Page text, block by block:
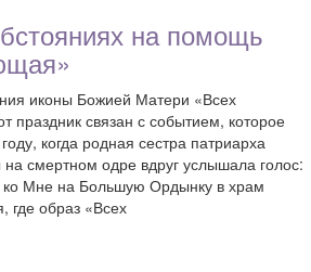
на помощь
иконы Божией Матери «Всех
праздник связан с событием, которое
когда родная сестра патриарха
смертном одре вдруг услышала голос:
Мне на Большую Ордынку в храм
где образ «Всех